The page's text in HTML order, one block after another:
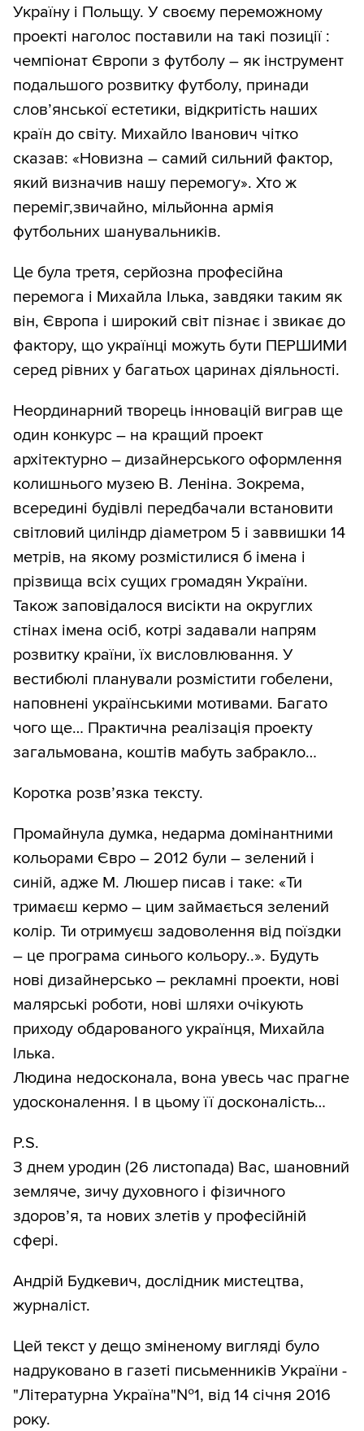
Україну і Польщу. У своєму переможному
проекті наголос поставили на такі позиції :
чемпіонат Європи з футболу – як інструмент
подальшого розвитку футболу, принади
слов’янської естетики, відкритість наших
країн до світу. Михайло Іванович чітко
сказав: «Новизна – самий сильний фактор,
який визначив нашу перемогу». Хто ж
переміг,звичайно, мільйонна армія
футбольних шанувальників.
Це була третя, серйозна професійна
перемога і Михайла Ілька, завдяки таким як
він, Європа і широкий світ пізнає і звикає до
фактору, що українці можуть бути ПЕРШИМИ
серед рівних у багатьох царинах діяльності.
Неординарний творець інновацій виграв ще
один конкурс – на кращий проект
архітектурно – дизайнерського оформлення
колишнього музею В. Леніна. Зокрема,
всередині будівлі передбачали встановити
світловий циліндр діаметром 5 і заввишки 14
метрів, на якому розмістилися б імена і
прізвища всіх сущих громадян України.
Також заповідалося висікти на округлих
стінах імена осіб, котрі задавали напрям
розвитку країни, їх висловлювання. У
вестибюлі планували розмістити гобелени,
наповнені українськими мотивами. Багато
чого ще… Практична реалізація проекту
загальмована, коштів мабуть забракло…
Коротка розв’язка тексту.
Промайнула думка, недарма домінантними
кольорами Євро – 2012 були – зелений і
синій, адже М. Люшер писав і таке: «Ти
тримаєш кермо – цим займається зелений
колір. Ти отримуєш задоволення від поїздки
– це програма синього кольору..». Будуть
нові дизайнерсько – рекламні проекти, нові
малярські роботи, нові шляхи очікують
приходу обдарованого українця, Михайла
Ілька.
Людина недосконала, вона увесь час прагне
удосконалення. І в цьому її досконалість…
P.S.
З днем уродин (26 листопада) Вас, шановний
земляче, зичу духовного і фізичного
здоров’я, та нових злетів у професійній
сфері.
Андрій Будкевич, дослідник мистецтва,
журналіст.
Цей текст у дещо зміненому вигляді було
надруковано в газеті письменників України -
"Літературна Україна"№1, від 14 січня 2016
року.